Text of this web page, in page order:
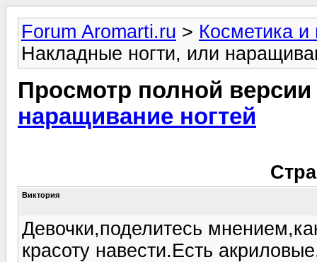
Forum Aromarti.ru > Косметика
Накладные ногти, или
Просмотр полной
наращивание ногтей
Виктория
Девочки,поделитесь
красоту навести.Есть